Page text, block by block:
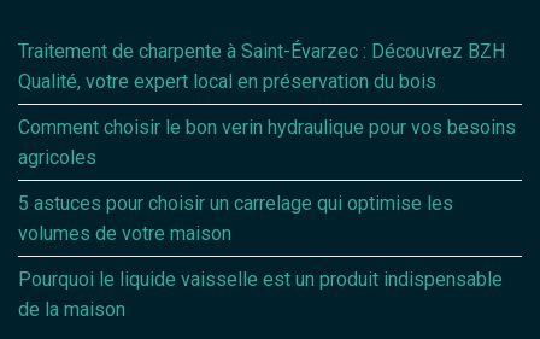
Traitement de charpente à Saint-Évarzec : Découvrez BZH
Qualité, votre expert local en préservation du bois
Comment choisir le bon verin hydraulique pour vos besoins
agricoles
5 astuces pour choisir un carrelage qui optimise les
volumes de votre maison
Pourquoi le liquide vaisselle est un produit indispensable
de la maison